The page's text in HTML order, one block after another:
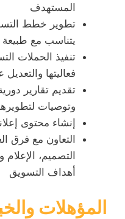
المستهدف
تطوير خطط
يتناسب مع طبيعة
تنفيذ الحملات
فعاليتها والتعديل
تقديم تقارير
وتوصيات
إنشاء محتوى
التعاون مع فرق
التصميم، الإعلام
أهداف التسويق
المؤهلات